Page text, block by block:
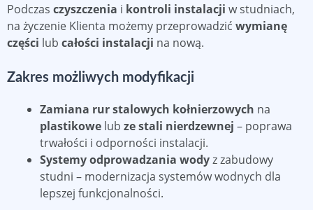
Podczas czyszczenia i kontroli instalacji w studniach,
na życzenie Klienta możemy przeprowadzić wymianę
części lub całości instalacji na nową.
Zakres możliwych modyfikacji
Zamiana rur stalowych kołnierzowych na
plastikowelub ze stali nierdzewnej – poprawa
trwałości i odporności instalacji.
Systemy odprowadzania wodyz zabudowy
studni – modernizacja systemów wodnych dla
lepszej funkcjonalności.